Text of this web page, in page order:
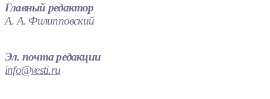
Главный редактор
А. А. Филипповский
Эл. почта редакции
info@vesti.ru